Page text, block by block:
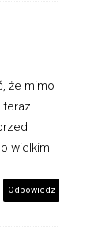
że mimo
teraz
wielkim
Odpowiedz